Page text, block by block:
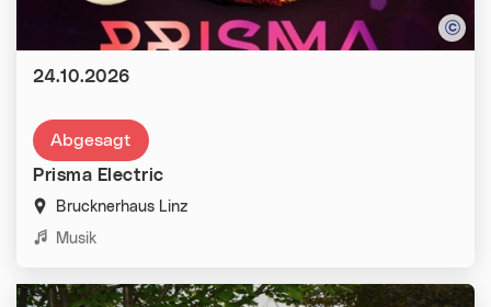
Abgesagt
Prisma Electric
Brucknerhaus Linz
Kategorien:
Musik
Datum:
24.10.2026